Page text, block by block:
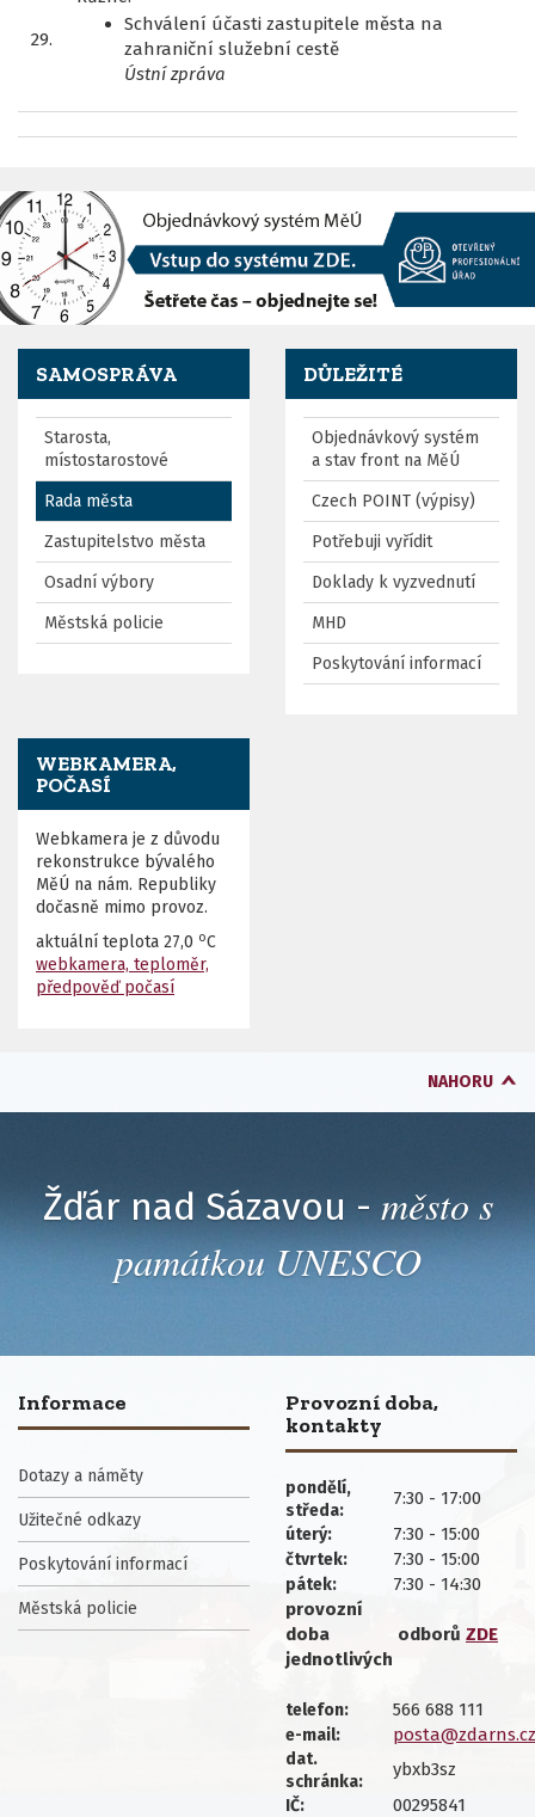
29.
Schválení účasti zastupitele města na
zahraniční služební cestě
Ústní zpráva
SAMOSPRÁVA
Starosta,
místostarostové
Rada města
Zastupitelstvo města
Osadní výbory
Městská policie
DŮLEŽITÉ
Objednávkový systém
a stav front na MěÚ
Czech POINT (výpisy)
Potřebuji vyřídit
Doklady k vyzvednutí
MHD
Poskytování informací
WEBKAMERA,
POČASÍ
Webkamera je z důvodu
rekonstrukce bývalého
MěÚ na nám. Republiky
dočasně mimo provoz.
aktuální teplota 27,0 oC
webkamera, teploměr,
předpověď počasí
NAHORU
Žďár nad Sázavou - město s
památkou UNESCO
Informace
Dotazy a náměty
Užitečné odkazy
Poskytování informací
Městská policie
Provozní doba,
kontakty
pondělí,
středa:
7:30 - 17:00
úterý: 7:30 - 15:00
čtvrtek: 7:30 - 15:00
pátek:
7:30 - 14:30
provozní
doba
jednotlivých
odborů ZDE
telefon: 566 688 111
e-mail: posta@zdarns.cz
dat.
schránka:
ybxb3sz
IČ: 00295841